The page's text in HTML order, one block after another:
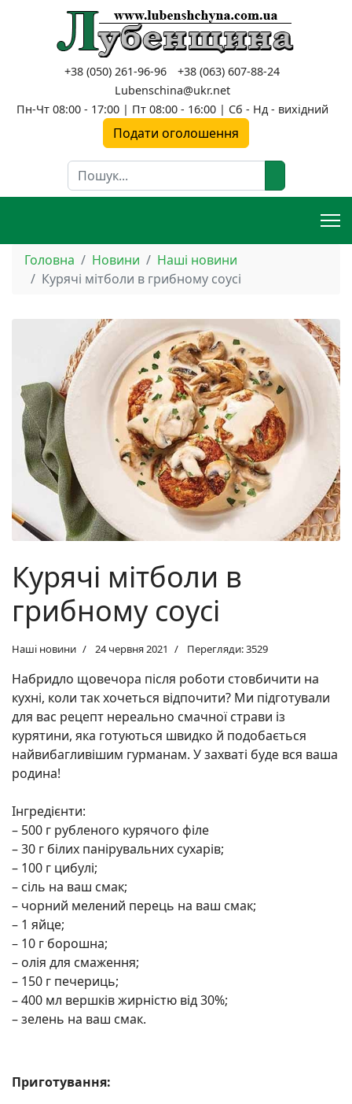
+38 (050) 261-96-96
+38 (063) 607-88-24
Lubenschina@ukr.net
Пн-Чт 08:00 - 17:00 | Пт 08:00 - 16:00 | Сб - Нд - вихідний
Подати оголошення
Пошук
Головна Новини
Наші новини
Курячі мітболи в грибному соусі
Курячі мітболи в
грибному соусі
Наші новини 24 червня 2021 Перегляди: 3529
Набридло щовечора після роботи стовбичити на
кухні, коли так хочеться відпочити? Ми підготували
для вас рецепт нереально смачної страви із
курятини, яка готуються швидко й подобається
найвибагливішим гурманам. У захваті буде вся ваша
родина!
Інгредієнти:
– 500 г рубленого курячого філе
– 30 г білих панірувальних сухарів;
– 100 г цибулі;
– сіль на ваш смак;
– чорний мелений перець на ваш смак;
– 1 яйце;
– 10 г борошна;
– олія для смаження;
– 150 г печериць;
– 400 мл вершків жирністю від 30%;
– зелень на ваш смак.
Приготування: